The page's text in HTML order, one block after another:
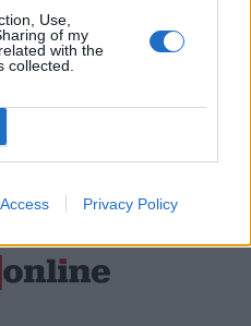
Use,
of my
with the
collected.
Privacy Policy
modo, ma conservati nel
all'azienda.